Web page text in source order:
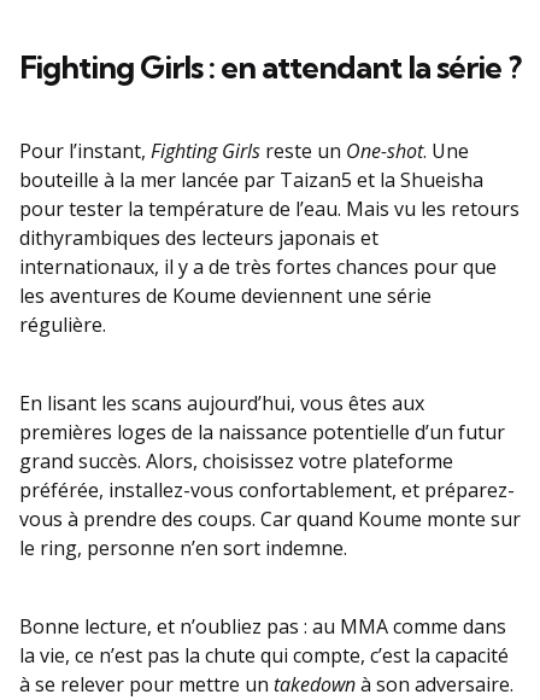
Fighting Girls : en attendant la série ?
Pour l’instant, Fighting Girls reste un One-shot. Une
bouteille à la mer lancée par Taizan5 et la Shueisha
pour tester la température de l’eau. Mais vu les retours
dithyrambiques des lecteurs japonais et
internationaux, il y a de très fortes chances pour que
les aventures de Koume deviennent une série
régulière.
En lisant les scans aujourd’hui, vous êtes aux
premières loges de la naissance potentielle d’un futur
grand succès. Alors, choisissez votre plateforme
préférée, installez-vous confortablement, et préparez-
vous à prendre des coups. Car quand Koume monte sur
le ring, personne n’en sort indemne.
Bonne lecture, et n’oubliez pas : au MMA comme dans
la vie, ce n’est pas la chute qui compte, c’est la capacité
à se relever pour mettre un takedownà son adversaire.